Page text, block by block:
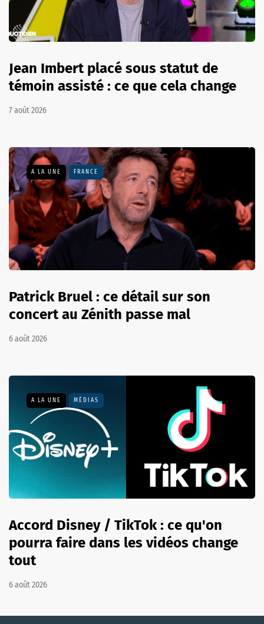
Jean Imbert placé sous statut de
témoin assisté : ce que cela change
7 août 2026
A LA UNE FRANCE
Patrick Bruel : ce détail sur son
concert au Zénith passe mal
6 août 2026
A LA UNE MÉDIAS
Accord Disney / TikTok : ce qu'on
pourra faire dans les vidéos change
tout
6 août 2026